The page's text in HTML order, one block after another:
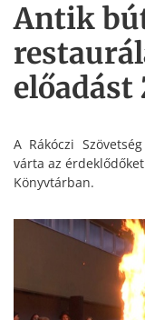
Antik
előadást
A Rákóczi
várta az
Könyvtárban.